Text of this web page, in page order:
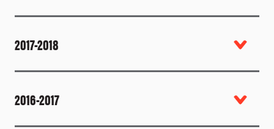
2017-2018
2016-2017